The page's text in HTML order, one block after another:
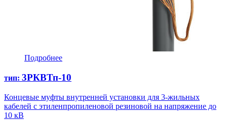
Подробнее
тип: 3РКВТп-10
Концевые муфты внутренней установки для 3-жильных
кабелей с этиленпропиленовой резиновой на напряжение до
10 кВ